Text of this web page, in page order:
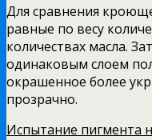
Для сравнения
равные по весу
количествах масла.
одинаковым слоем
окрашенное более
прозрачно.
Испытание пигмента